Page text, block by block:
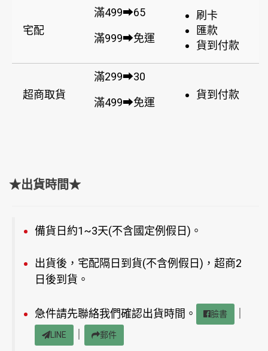
宅配
滿499➡65
滿999➡免運
刷卡
匯款
貨到付款
超商取貨
滿299➡30
滿499➡免運
貨到付款
★出貨時間★
備貨日約1~3天(不含國定例假日)。
出貨後，宅配隔日到貨(不含例假日)，超商2
日後到貨。
急件請先聯絡我們確認出貨時間。 臉書
LINE 郵件